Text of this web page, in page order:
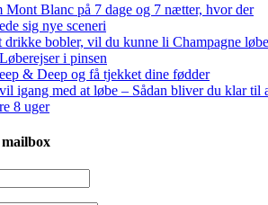
Blanc på 7 dage og 7 nætter, hvor der
sig nye sceneri
bobler, vil du kunne li Champagne
i pinsen
& Deep og få tjekket dine fødder
igang med at løbe – Sådan bliver du klar til
8 uger